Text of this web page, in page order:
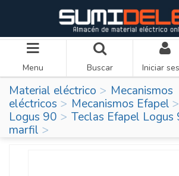
Menu Buscar Iniciar
Material eléctrico
Mecanismos
eléctricos
Mecanismos Efapel
Logus 90
Teclas Efapel Logus
marfil